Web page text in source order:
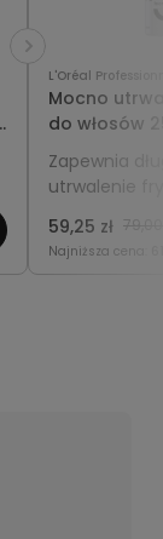
L'Oréal
Mocno
do włosów
Anti-Frizz
Zapewnia
utrwalenie
wilgocią
59,25 zł 79,00
Najniższa cena: